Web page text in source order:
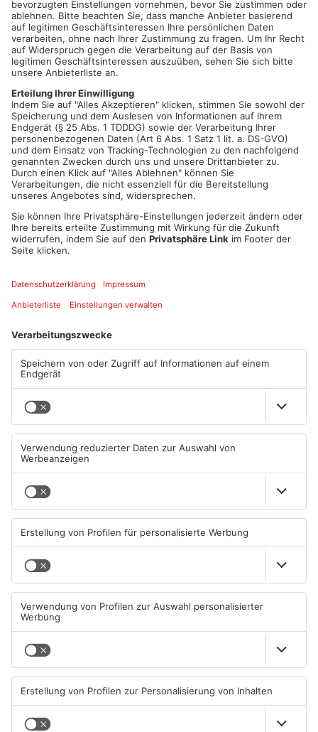
Neuwahlen am 9. Februar
In knapp einem Monat steht die Neuwahl des Bürgermeisters
an. Der Wahltag ist für den 9. Februar angesetzt. Aufgrund der
Vielzahl von Kandidaten – insgesamt bewerben sich fünf
Personen um das Amt – gilt eine Stichwahl als
wahrscheinlich.
Mögliche Stichwahl parallel zur Bundestagswahl
Sollte es zu einer Stichwahl kommen, würde diese auf den 23.
Februar fallen – dem Tag der Bundestagswahl. Dies könnte
organisatorische Herausforderungen mit sich bringen, birgt
jedoch auch die Chance auf eine hohe Wahlbeteiligung.
Beim heutigen Neujahrsempfang hat Herbert Jakob die
Gelegenheit, sich von den Bürgerinnen und Bürgern zu
verabschieden und sein Wirken im Rathaus Revue passieren zu
lassen. Die Gemeinde richtet den Blick indes auf die
bevorstehende Wahl und die Zukunft des Marktes
ANZEIGE
Mehr aus Kreis
Aschaffenburg
TOPNEWS
Brand in Glattbacher
Doppelhaushälfte
inzwischen gelöscht
10.08.2026, 06:07 UHR IN KREIS
ASCHAFFENBURG
TOPNEWS
10.08.2026, 06:00 UHR IN KREIS
ASCHAFFENBURG